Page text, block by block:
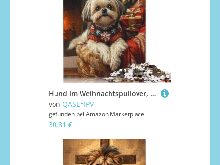
Hund im Weihnachtspullover, Shih Tzu-Hund, Weihnachtskunst-Puzzle, Premium-Brettpapier, rechteckiges Puzzle für Frauen und Männer, einzigartiges Geschenk, 1000 Teile (75 x 50 cm)
von QASEYIPV
gefunden bei Amazon Marketplace
30,81 €